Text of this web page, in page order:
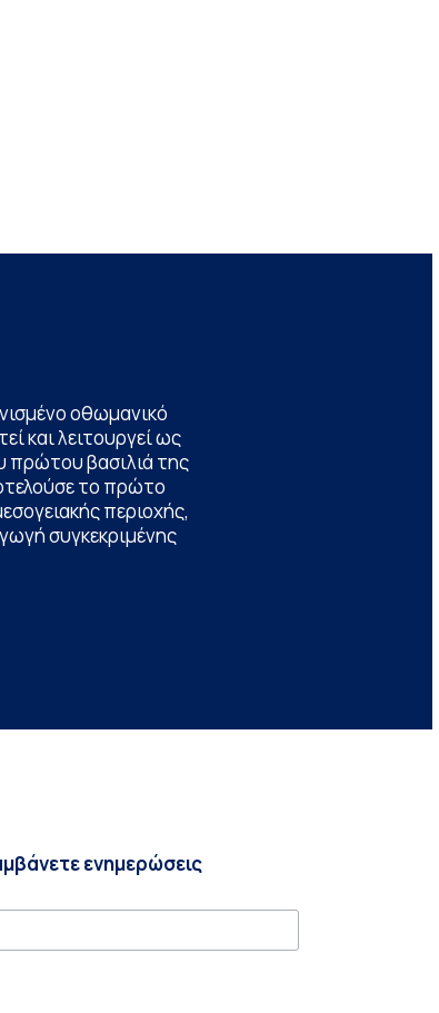
οθωμανικό
και λειτουργεί ως
πρώτου βασιλιά της
το πρώτο
περιοχής,
συγκεκριμένης
ενημερώσεις